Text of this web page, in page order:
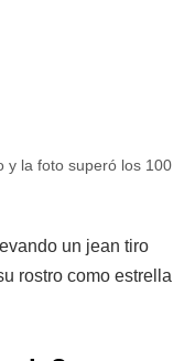
y la foto superó los 100
un jean tiro
rostro como estrella